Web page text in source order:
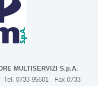
MULTISERVIZI S.p.A.
Tel. 0733-95601 - Fax 0733-